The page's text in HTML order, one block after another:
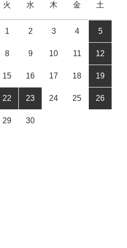
火 水 木 金 土
1 2 3 4 5
8 9 10 11 12
15 16 17 18 19
22 23 24 25 26
29 30